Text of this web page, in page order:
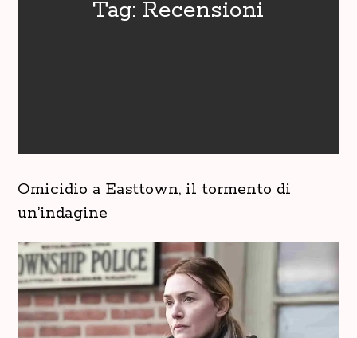
Tag: Recensioni
Omicidio a Easttown, il tormento di
un’indagine